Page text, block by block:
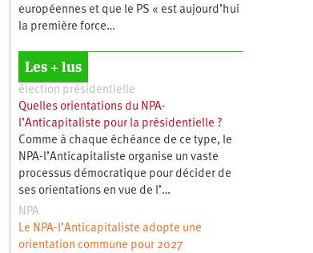
européennes et que le PS « est aujourd’hui
la première force…
Les + lus
élection présidentielle
Quelles orientations du NPA-
l’Anticapitaliste pour la présidentielle ?
Comme à chaque échéance de ce type, le
NPA-l’Anticapitaliste organise un vaste
processus démocratique pour décider de
ses orientations en vue de l’…
NPA
Le NPA-l’Anticapitaliste adopte une
orientation commune pour 2027